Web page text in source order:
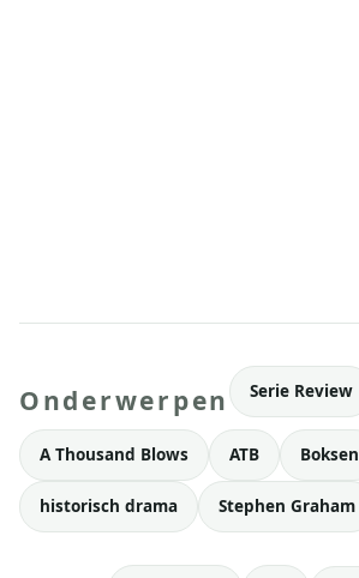
Onderwerpen Serie Review
A Thousand Blows ATB Boksen
historisch drama Stephen Graham